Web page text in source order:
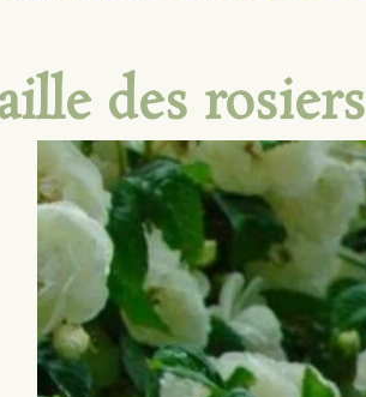
des rosiers